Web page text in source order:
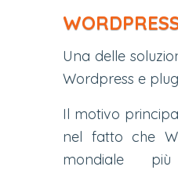
Una delle
Wordpress e
Il motivo
nel fatto che
mondiale